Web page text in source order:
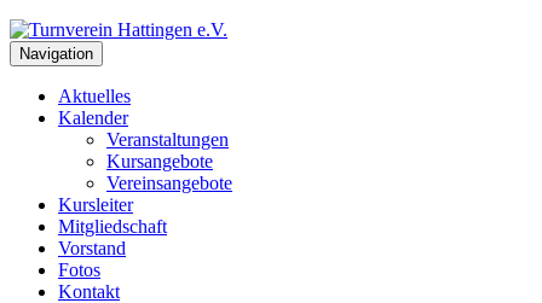
Navigation
Aktuelles
Kalender
Veranstaltungen
Kursangebote
Vereinsangebote
Kursleiter
Mitgliedschaft
Vorstand
Fotos
Kontakt